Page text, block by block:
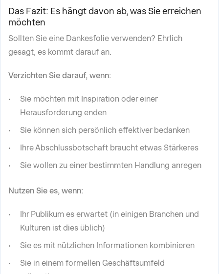
Das Fazit: Es hängt davon ab, was Sie erreichen
möchten
Sollten Sie eine Dankesfolie verwenden? Ehrlich
gesagt, es kommt darauf an.
Verzichten Sie darauf, wenn:
Sie möchten mit Inspiration oder einer
Herausforderung enden
Sie können sich persönlich effektiver bedanken
Ihre Abschlussbotschaft braucht etwas Stärkeres
Sie wollen zu einer bestimmten Handlung anregen
Nutzen Sie es, wenn:
Ihr Publikum es erwartet (in einigen Branchen und
Kulturen ist dies üblich)
Sie es mit nützlichen Informationen kombinieren
Sie in einem formellen Geschäftsumfeld